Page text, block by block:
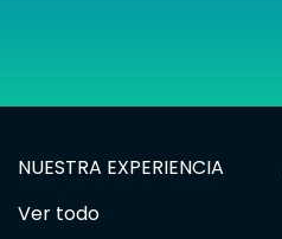
NUESTRA EXPERIENCIA
Ver todo